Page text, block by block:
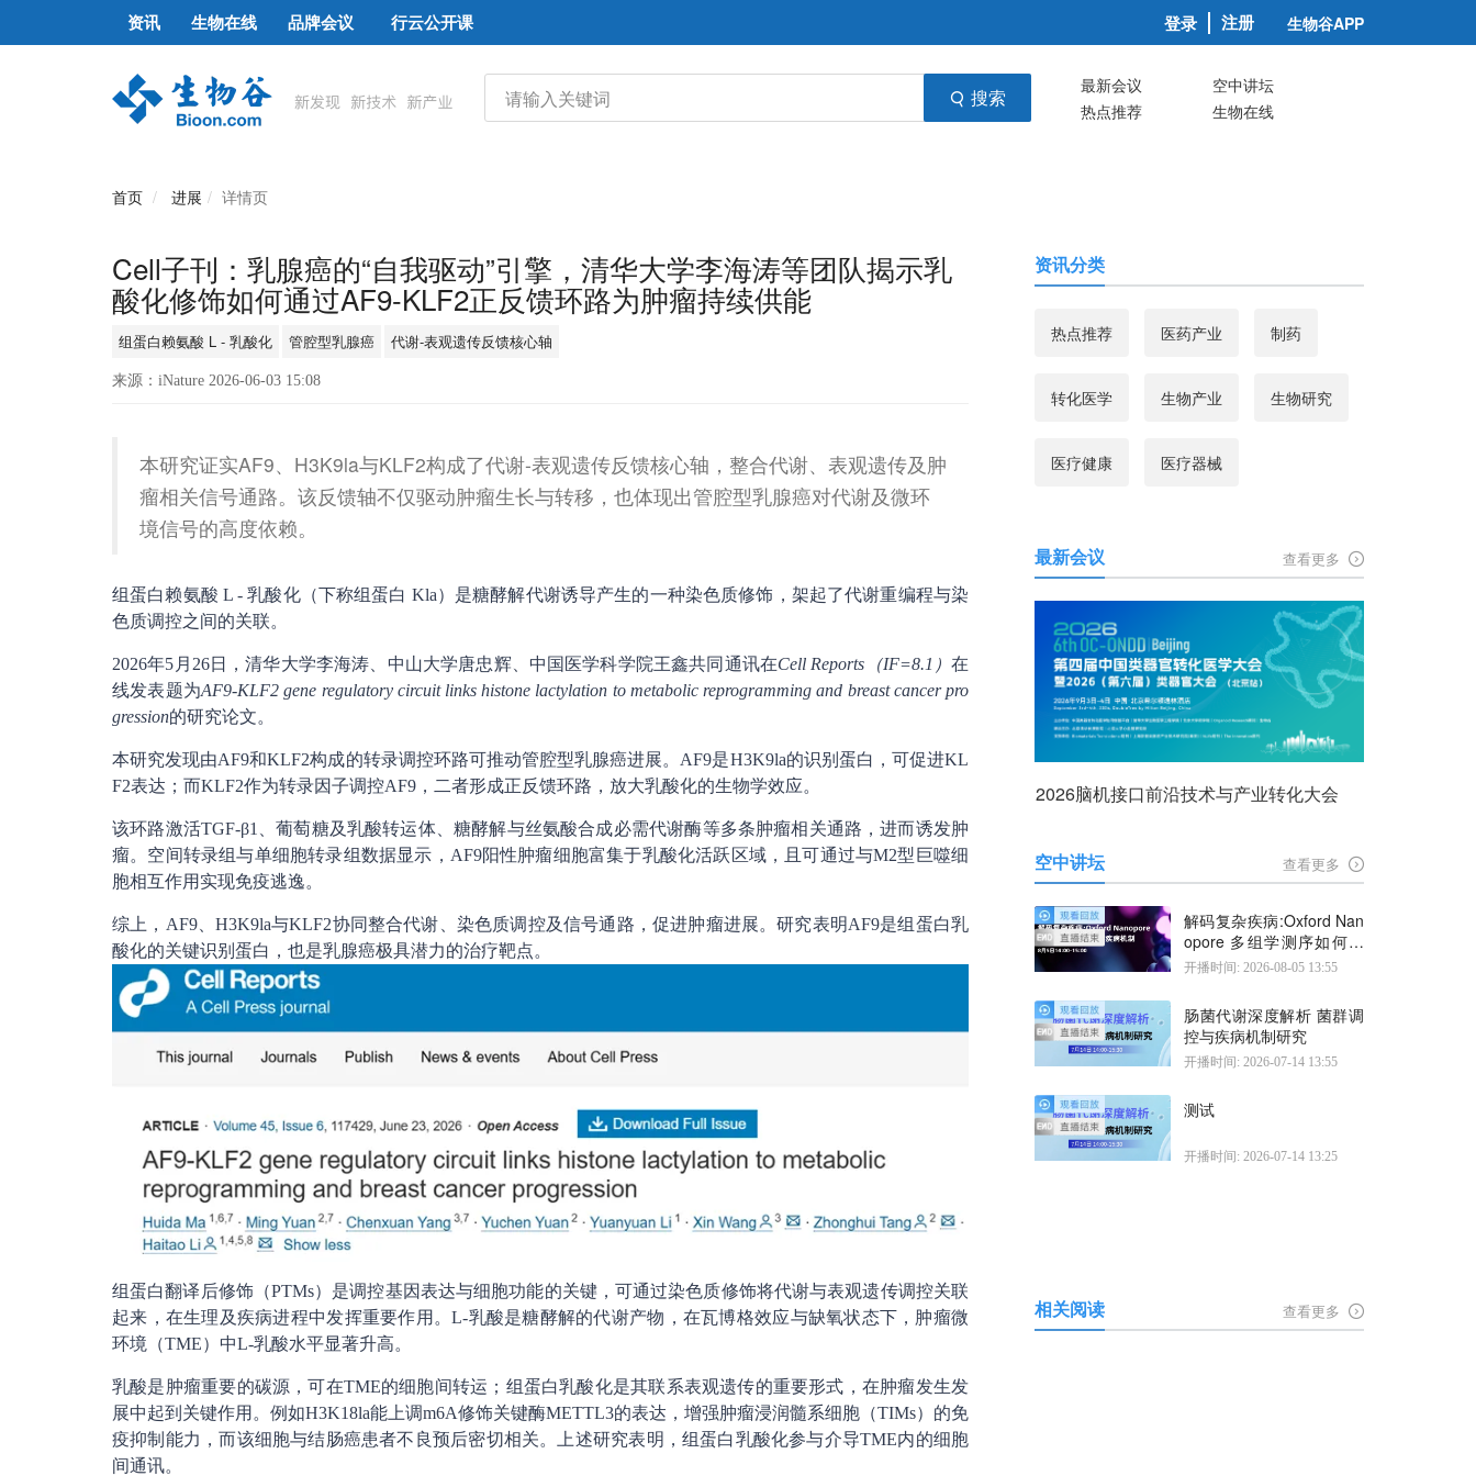
资讯 生物在线 品牌会议 行云公开课 登录 注册 生物谷APP
搜索 最新会议
空中讲坛
热点推荐
生物在线
首页 进展 详情页
Cell子刊：乳腺癌的“自我驱动”引擎，清华大学李海涛等团队揭示乳
酸化修饰如何通过AF9-KLF2正反馈环路为肿瘤持续供能
组蛋白赖氨酸 L - 乳酸化 管腔型乳腺癌 代谢-表观遗传反馈核心轴
来源：iNature 2026-06-03 15:08
本研究证实AF9、H3K9la与KLF2构成了代谢-表观遗传反馈核心轴，整合代谢、表观遗传及肿
瘤相关信号通路。该反馈轴不仅驱动肿瘤生长与转移，也体现出管腔型乳腺癌对代谢及微环
境信号的高度依赖。
组蛋白赖氨酸 L - 乳酸化（下称组蛋白 Kla）是糖酵解代谢诱导产生的一种染色质修饰，架起了代谢重编程与染
色质调控之间的关联。
2026年5月26日，清华大学李海涛、中山大学唐忠辉、中国医学科学院王鑫共同通讯在Cell Reports（IF=8.1）在
线发表题为AF9-KLF2 gene regulatory circuit links histone lactylation to metabolic reprogramming and breast cancer pro
gression的研究论文。
本研究发现由AF9和KLF2构成的转录调控环路可推动管腔型乳腺癌进展。AF9是H3K9la的识别蛋白，可促进KL
F2表达；而KLF2作为转录因子调控AF9，二者形成正反馈环路，放大乳酸化的生物学效应。
该环路激活TGF-β1、葡萄糖及乳酸转运体、糖酵解与丝氨酸合成必需代谢酶等多条肿瘤相关通路，进而诱发肿
瘤。空间转录组与单细胞转录组数据显示，AF9阳性肿瘤细胞富集于乳酸化活跃区域，且可通过与M2型巨噬细
胞相互作用实现免疫逃逸。
综上，AF9、H3K9la与KLF2协同整合代谢、染色质调控及信号通路，促进肿瘤进展。研究表明AF9是组蛋白乳
酸化的关键识别蛋白，也是乳腺癌极具潜力的治疗靶点。
组蛋白翻译后修饰（PTMs）是调控基因表达与细胞功能的关键，可通过染色质修饰将代谢与表观遗传调控关联
起来，在生理及疾病进程中发挥重要作用。L-乳酸是糖酵解的代谢产物，在瓦博格效应与缺氧状态下，肿瘤微
环境（TME）中L-乳酸水平显著升高。
乳酸是肿瘤重要的碳源，可在TME的细胞间转运；组蛋白乳酸化是其联系表观遗传的重要形式，在肿瘤发生发
展中起到关键作用。例如H3K18la能上调m6A修饰关键酶METTL3的表达，增强肿瘤浸润髓系细胞（TIMs）的免
疫抑制能力，而该细胞与结肠癌患者不良预后密切相关。上述研究表明，组蛋白乳酸化参与介导TME内的细胞
间通讯。
资讯分类
热点推荐 医药产业 制药
转化医学 生物产业 生物研究
医疗健康 医疗器械
最新会议 查看更多
2026脑机接口前沿技术与产业转化大会
空中讲坛 查看更多
解码复杂疾病:Oxford Nan
opore 多组学测序如何揭
示疾病机制
开播时间: 2026-08-05 13:55
肠菌代谢深度解析 菌群调
控与疾病机制研究
开播时间: 2026-07-14 13:55
测试
开播时间: 2026-07-14 13:25
相关阅读 查看更多